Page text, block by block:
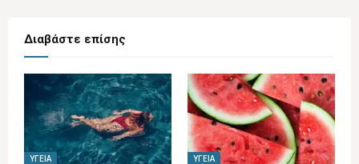
Διαβάστε επίσης
ΥΓΕΊΑ ΥΓΕΊΑ